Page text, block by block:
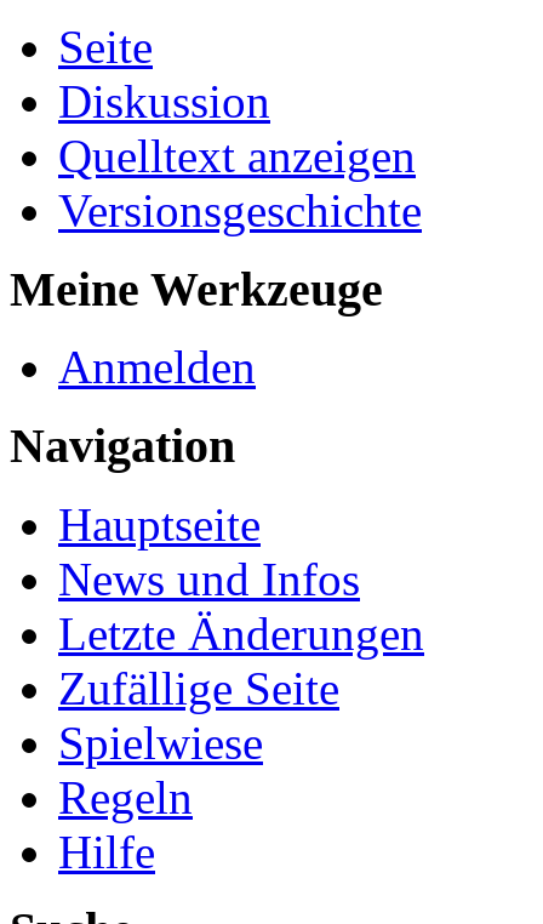
Seite
Diskussion
Quelltext anzeigen
Versionsgeschichte
Meine Werkzeuge
Anmelden
Navigation
Hauptseite
News und Infos
Letzte Änderungen
Zufällige Seite
Spielwiese
Regeln
Hilfe